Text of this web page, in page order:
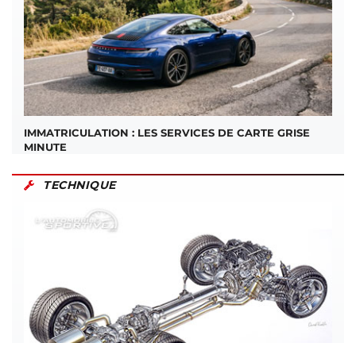
IMMATRICULATION : LES SERVICES DE CARTE GRISE
MINUTE
TECHNIQUE